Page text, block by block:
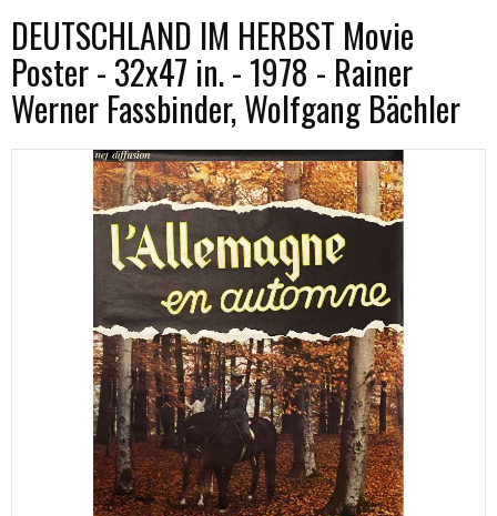
DEUTSCHLAND IM HERBST Movie
Poster - 32x47 in. - 1978 - Rainer
Werner Fassbinder, Wolfgang Bächler